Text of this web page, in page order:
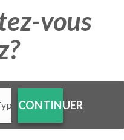
vous
CONTINUER